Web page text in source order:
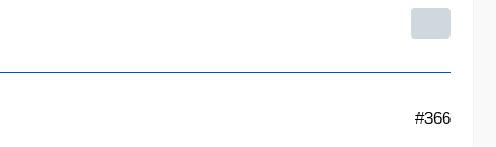
#366